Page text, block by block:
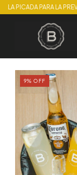
PICADA PARA LA PREVIA
9% OFF